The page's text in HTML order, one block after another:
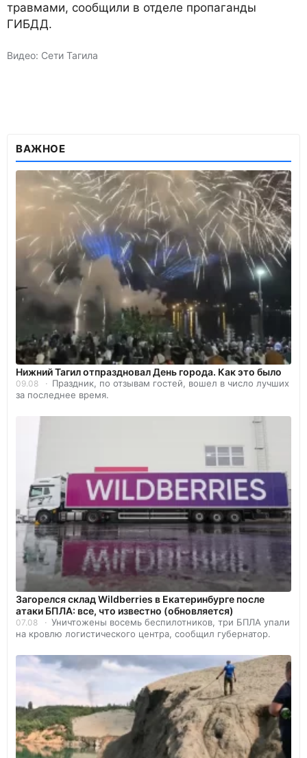
травмами, сообщили в отделе пропаганды
ГИБДД.
Видео: Сети Тагила
ВАЖНОЕ
Нижний Тагил отпраздновал День города. Как это было
09.08
Праздник, по отзывам гостей, вошел в число лучших
за последнее время.
Загорелся склад Wildberries в Екатеринбурге после
атаки БПЛА: все, что известно (обновляется)
07.08
Уничтожены восемь беспилотников, три БПЛА упали
на кровлю логистического центра, сообщил губернатор.